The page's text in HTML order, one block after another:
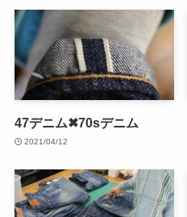
47デニム✖70sデニム
2021/04/12